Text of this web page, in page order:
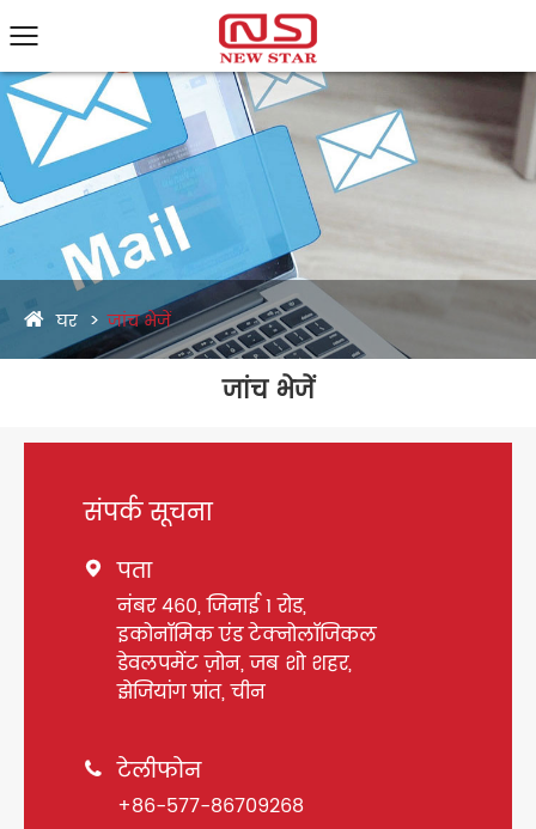
घर जांच भेजें
जांच भेजें
संपर्क सूचना
 पता
नंबर 460, जिनाई 1 रोड,
इकोनॉमिक एंड टेक्नोलॉजिकल
डेवलपमेंट ज़ोन, जब शो शहर,
झेजियांग प्रांत, चीन
 टेलीफोन
+86-577-86709268